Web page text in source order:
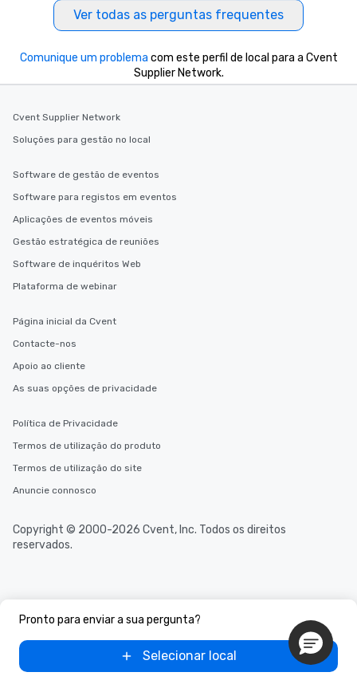
Ver todas as perguntas frequentes
Pronto para enviar a sua pergunta?
Selecionar local
Comunique um problema com este perfil de local para a Cvent
Supplier Network.
Cvent Supplier Network
Soluções para gestão no local
Software de gestão de eventos
Software para registos em eventos
Aplicações de eventos móveis
Gestão estratégica de reuniões
Software de inquéritos Web
Plataforma de webinar
Página inicial da Cvent
Contacte-nos
Apoio ao cliente
As suas opções de privacidade
Política de Privacidade
Termos de utilização do produto
Termos de utilização do site
Anuncie connosco
Copyright © 2000-2026 Cvent, Inc. Todos os direitos
reservados.